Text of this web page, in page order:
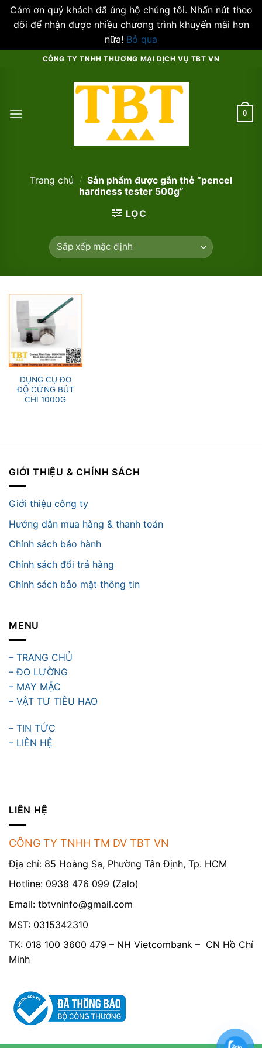
Cám ơn quý khách đã ủng hộ chúng tôi. Nhấn nút theo
dõi để nhận được nhiều chương trình khuyến mãi hơn
nữa! Bỏ qua
CÔNG TY TNHH THƯƠNG MẠI DỊCH VỤ TBT VN
0
Trang chủ / Sản phẩm được gắn thẻ “pencel
hardness tester 500g”
LỌC
DỤNG CỤ ĐO
ĐỘ CỨNG BÚT
CHÌ 1000G
GIỚI THIỆU & CHÍNH SÁCH
Giới thiệu công ty
Hướng dẫn mua hàng & thanh toán
Chính sách bảo hành
Chính sách đổi trả hàng
Chính sách bảo mật thông tin
MENU
– TRANG CHỦ
– ĐO LƯỜNG
– MAY MẶC
– VẬT TƯ TIÊU HAO
– TIN TỨC
– LIÊN HỆ
LIÊN HỆ
CÔNG TY TNHH TM DV TBT VN
Địa chỉ: 85 Hoàng Sa, Phường Tân Định, Tp. HCM
Hotline: 0938 476 099 (Zalo)
Email: tbtvninfo@gmail.com
MST: 0315342310
TK: 018 100 3600 479 – NH Vietcombank – CN Hồ Chí
Minh